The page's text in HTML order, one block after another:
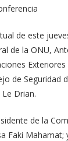
de este
de la ONU,
de Seguridad
Le Drian.
de la
Faki Mahamat;